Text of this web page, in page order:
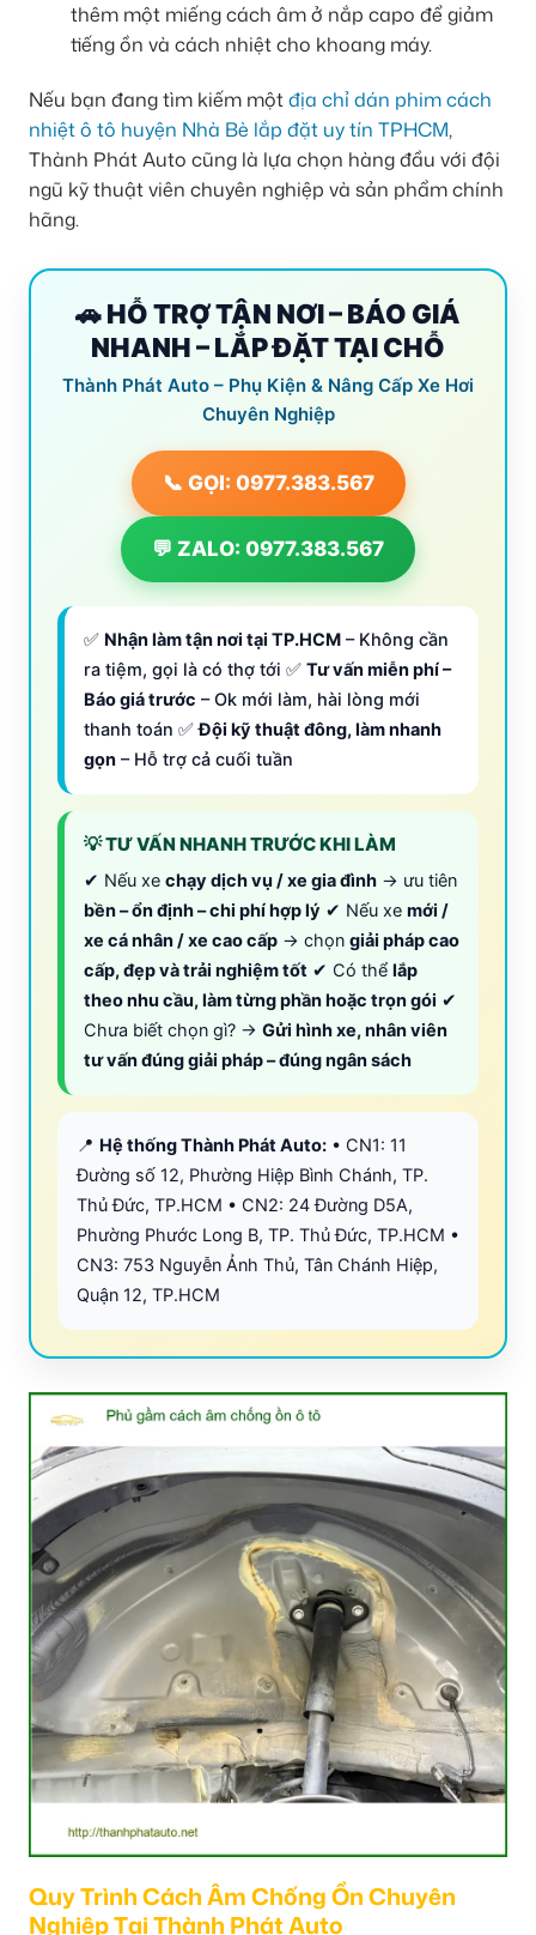
thêm một miếng cách âm ở nắp capo để giảm
tiếng ồn và cách nhiệt cho khoang máy.
Nếu bạn đang tìm kiếm mộtđịa chỉ dán phim cách
nhiệt ô tô huyện Nhà Bè lắp đặt uy tín TPHCM,
Thành Phát Auto cũng là lựa chọn hàng đầu với đội
ngũ kỹ thuật viên chuyên nghiệp và sản phẩm chính
hãng.
🚗 HỖ TRỢ TẬN NƠI – BÁO GIÁ
NHANH – LẮP ĐẶT TẠI CHỖ
Thành Phát Auto – Phụ Kiện & Nâng Cấp Xe Hơi
Chuyên Nghiệp
📞 GỌI: 0977.383.567
💬 ZALO: 0977.383.567
✅ Nhận làm tận nơi tại TP.HCM – Không cần
ra tiệm, gọi là có thợ tới ✅ Tư vấn miễn phí –
Báo giá trước – Ok mới làm, hài lòng mới
thanh toán ✅Đội kỹ thuật đông, làm nhanh
gọn – Hỗ trợ cả cuối tuần
💡 TƯ VẤN NHANH TRƯỚC KHI LÀM
✔ Nếu xe chạy dịch vụ / xe gia đình → ưu tiên
bền – ổn định – chi phí hợp lý ✔ Nếu xe mới /
xe cá nhân / xe cao cấp → chọn giải pháp cao
cấp, đẹp và trải nghiệm tốt ✔ Có thể lắp
theo nhu cầu, làm từng phần hoặc trọn gói ✔
Chưa biết chọn gì? → Gửi hình xe, nhân viên
tư vấn đúng giải pháp – đúng ngân sách
📍 Hệ thống Thành Phát Auto: • CN1: 11
Đường số 12, Phường Hiệp Bình Chánh, TP.
Thủ Đức, TP.HCM • CN2: 24 Đường D5A,
Phường Phước Long B, TP. Thủ Đức, TP.HCM •
CN3: 753 Nguyễn Ảnh Thủ, Tân Chánh Hiệp,
Quận 12, TP.HCM
Quy Trình Cách Âm Chống Ồn Chuyên
Nghiệp Tại Thành Phát Auto